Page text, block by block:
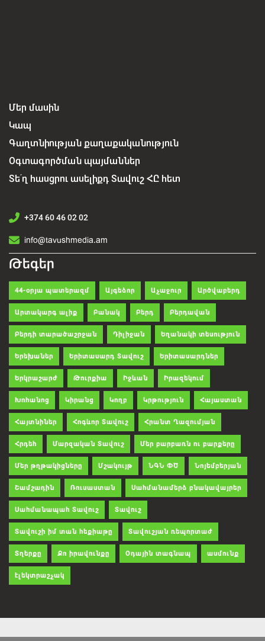
Մեր մասին
Կապ
Գաղտնիության քաղաքականություն
Օգտագործման պայմաններ
Տե՛ղ հասցրու ասելիքդ Տավուշ ՀԸ հետ
+374 60 46 02 02
info@tavushmedia.am
Թեգեր
44-օրյա պատերազմ Այգեձոր Աչաջուր Արծվաբերդ
Արտակարգ ալիք Բանակ Բերդ Բերդավան
Բերդի տարածաշրջան Դիլիջան Եղանակի տեսություն
Երեխաներ Երիտասարդ Տավուշ Երիտասարդներ
Երկրաշարժ Թուրքիա Իջևան Իրազեկում
Խոհանոց Կիրանց Կողբ Կրթություն Հայաստան
Հայտնիներ Հոգևոր Տավուշ Հրանտ Ղազումյան
Հրդեհ Մարզական Տավուշ Մեր բարբառն ու բարքերը
Մեր թղթակիցները Մշակույթ ՆԳՆ ՓԾ Նոյեմբերյան
Շամշադին Ռուսաստան Սահմանամերձ բնակավայրեր
Սահմանապահ Տավուշ Տավուշ
Տավուշի իմ տան հեքիաթը Տավուշյան ռեպորտաժ
Տղերքը Քո իրավունքը Օդային տագնապ ասմունք
էլեկտրաշչակ